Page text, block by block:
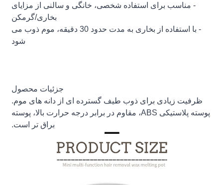
- مناسب برای استفاده شخصی، خانگی و سالنی از مزایای
بخاری/گرمکن
- با استفاده از بخاری به مدت حدود 30 دقیقه، موم ذوب می
شود
جزئیات محصول
ظرفیت زیادی برای ذوب طیف گسترده ای از دانه های موم.
پوسته پلاستیکی ABS، مقاوم در برابر درجه حرارت بالا، پوسته
براق تر است.